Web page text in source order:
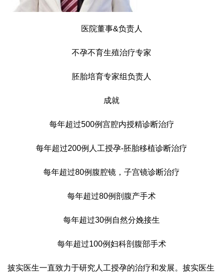
医院董事&负责人
不孕不育生殖治疗专家
胚胎培育专家组负责人
成就
每年超过500例宫腔内授精诊断治疗
每年超过200例人工授孕-胚胎移植诊断治疗
每年超过80例腹腔镜，子宫镜诊断治疗
每年超过80例剖腹产手术
每年超过30例自然分娩接生
每年超过100例妇科剖腹部手术
披实医生一直致力于研究人工授孕的治疗和发展。披实医生